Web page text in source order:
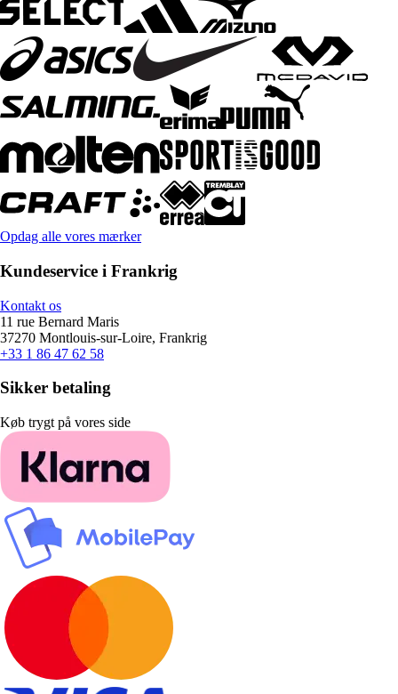
Opdag alle vores mærker
Kundeservice i Frankrig
Kontakt os
11 rue Bernard Maris
37270 Montlouis-sur-Loire, Frankrig
+33 1 86 47 62 58
Sikker betaling
Køb trygt på vores side